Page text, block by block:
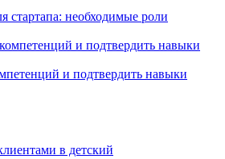
стартапа: необходимые роли
и подтвердить навыки
в детский